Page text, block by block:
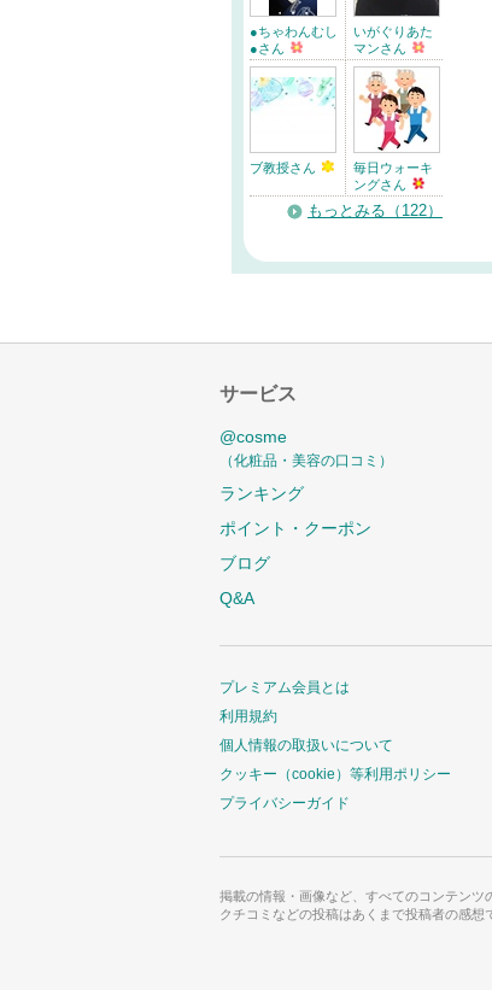
●ちゃわんむし
●さん
いがぐりあた
マンさん
ブ教授さん
毎日ウォーキ
ングさん
もっとみる（122）
サービス
@cosme
（化粧品・美容の口コミ）
ランキング
ポイント・クーポン
ブログ
Q&A
プレミアム会員とは
利用規約
個人情報の取扱いについて
クッキー（cookie）等利用ポリシー
プライバシーガイド
掲載の情報・画像など、すべてのコンテンツ
クチコミなどの投稿はあくまで投稿者の感想